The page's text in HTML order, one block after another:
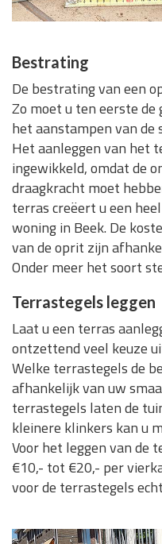
Bestrating
De bestrating van een
Zo moet u ten eerste de
het aanstampen van de
Het aanleggen van het
ingewikkeld, omdat de
draagkracht moet
terras creëert u een
woning in Beek. De
van de oprit zijn
Onder meer het soort
Terrastegels leggen
Laat u een terras
ontzettend veel keuze
Welke terrastegels de
afhankelijk van uw
terrastegels laten de
kleinere klinkers kan u
Voor het leggen van de
€10,- tot €20,- per
voor de terrastegels